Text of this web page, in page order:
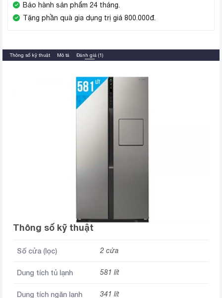
Bảo hành sản phẩm 24 tháng.
Tặng phần quà gia dụng trị giá 800.000đ.
Thông số kỹ thuật Mô tả Đánh giá (1)
Thông số kỹ thuật
Số cửa (lọc) 2 cửa
Dung tích tủ lạnh 581 lít
Dung tích ngăn lạnh 341 lít